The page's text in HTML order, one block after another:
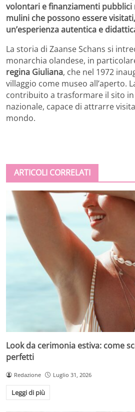
volontari e finanziamenti pubblici
mulini che possono essere
un’esperienza autentica e
La storia di Zaanse Schans si
monarchia olandese, in
regina Giuliana, che nel 1972
villaggio come museo all’aperto.
contribuito a trasformare il sito
nazionale, capace di attrarre
mondo.
ARTICOLI CORRELATI
Look da cerimonia estiva: come
perfetti
Redazione Luglio 31, 2026
Leggi di più